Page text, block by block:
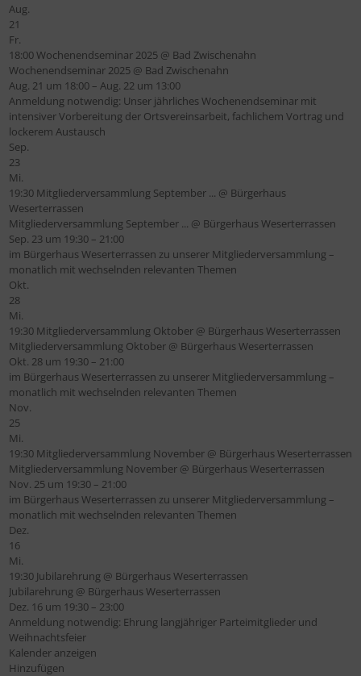
Aug.
21
Fr.
18:00Wochenendseminar 2025 @ Bad Zwischenahn
Wochenendseminar 2025 @ Bad Zwischenahn
Aug. 21 um 18:00 – Aug. 22 um 13:00
Anmeldung notwendig: Unser jährliches Wochenendseminar mit
intensiver Vorbereitung der Ortsvereinsarbeit, fachlichem Vortrag und
lockerem Austausch
Sep.
23
Mi.
19:30 Mitgliederversammlung September ... @ Bürgerhaus
Weserterrassen
Mitgliederversammlung September ... @ Bürgerhaus Weserterrassen
Sep. 23 um 19:30 – 21:00
im Bürgerhaus Weserterrassen zu unserer Mitgliederversammlung –
monatlich mit wechselnden relevanten Themen
Okt.
28
Mi.
19:30 Mitgliederversammlung Oktober @ Bürgerhaus Weserterrassen
Mitgliederversammlung Oktober @ Bürgerhaus Weserterrassen
Okt. 28 um 19:30 – 21:00
im Bürgerhaus Weserterrassen zu unserer Mitgliederversammlung –
monatlich mit wechselnden relevanten Themen
Nov.
25
Mi.
19:30 Mitgliederversammlung November @ Bürgerhaus Weserterrassen
Mitgliederversammlung November @ Bürgerhaus Weserterrassen
Nov. 25 um 19:30 – 21:00
im Bürgerhaus Weserterrassen zu unserer Mitgliederversammlung –
monatlich mit wechselnden relevanten Themen
Dez.
16
Mi.
19:30 Jubilarehrung @ Bürgerhaus Weserterrassen
Jubilarehrung @ Bürgerhaus Weserterrassen
Dez. 16 um 19:30 – 23:00
Anmeldung notwendig: Ehrung langjähriger Parteimitglieder und
Weihnachtsfeier
Kalender anzeigen
Hinzufügen